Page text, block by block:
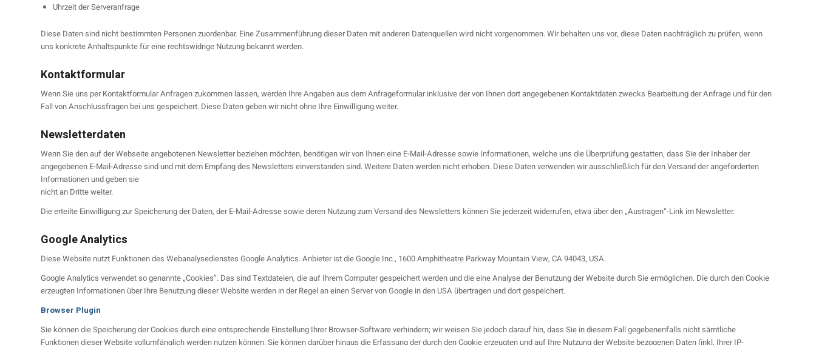
Uhrzeit der Serveranfrage
Diese Daten sind nicht bestimmten Personen zuordenbar. Eine Zusammenführung dieser Daten mit anderen Datenquellen wird nicht vorgenommen. Wir behalten uns vor, diese Daten nachträglich zu prüfen, wenn
uns konkrete Anhaltspunkte für eine rechtswidrige Nutzung bekannt werden.
Kontaktformular
Wenn Sie uns per Kontaktformular Anfragen zukommen lassen, werden Ihre Angaben aus dem Anfrageformular inklusive der von Ihnen dort angegebenen Kontaktdaten zwecks Bearbeitung der Anfrage und für den
Fall von Anschlussfragen bei uns gespeichert. Diese Daten geben wir nicht ohne Ihre Einwilligung weiter.
Newsletterdaten
Wenn Sie den auf der Webseite angebotenen Newsletter beziehen möchten, benötigen wir von Ihnen eine E-Mail-Adresse sowie Informationen, welche uns die Überprüfung gestatten, dass Sie der Inhaber der
angegebenen E-Mail-Adresse sind und mit dem Empfang des Newsletters einverstanden sind. Weitere Daten werden nicht erhoben. Diese Daten verwenden wir ausschließlich für den Versand der angeforderten
Informationen und geben sie
nicht an Dritte weiter.
Die erteilte Einwilligung zur Speicherung der Daten, der E-Mail-Adresse sowie deren Nutzung zum Versand des Newsletters können Sie jederzeit widerrufen, etwa über den „Austragen“-Link im Newsletter.
Google Analytics
Diese Website nutzt Funktionen des Webanalysedienstes Google Analytics. Anbieter ist die Google Inc., 1600 Amphitheatre Parkway Mountain View, CA 94043, USA.
Google Analytics verwendet so genannte „Cookies“. Das sind Textdateien, die auf Ihrem Computer gespeichert werden und die eine Analyse der Benutzung der Website durch Sie ermöglichen. Die durch den Cookie
erzeugten Informationen über Ihre Benutzung dieser Website werden in der Regel an einen Server von Google in den USA übertragen und dort gespeichert.
Browser Plugin
Sie können die Speicherung der Cookies durch eine entsprechende Einstellung Ihrer Browser-Software verhindern; wir weisen Sie jedoch darauf hin, dass Sie in diesem Fall gegebenenfalls nicht sämtliche
Funktionen dieser Website vollumfänglich werden nutzen können. Sie können darüber hinaus die Erfassung der durch den Cookie erzeugten und auf Ihre Nutzung der Website bezogenen Daten (inkl. Ihrer IP-